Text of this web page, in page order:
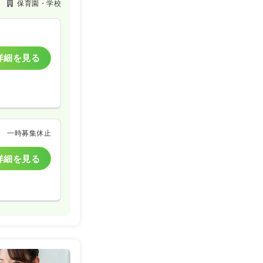
保育園・学校
細を見る
一時募集休止
細を見る